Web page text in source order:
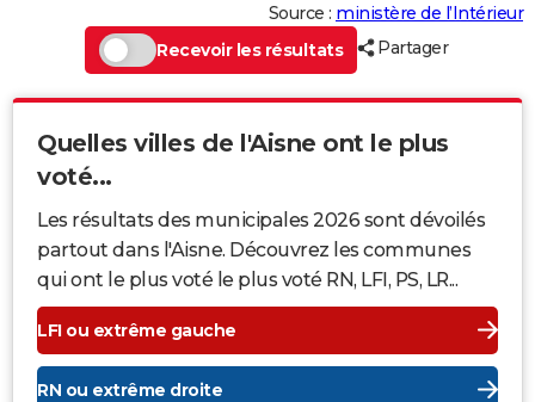
Source : ministère de l’Intérieur
Recevoir les résultats
Partager
Quelles villes de l'Aisne ont le plus
voté...
Les résultats des municipales 2026 sont dévoilés
partout dans l'Aisne. Découvrez les communes
qui ont le plus voté le plus voté RN, LFI, PS, LR...
LFI ou extrême gauche
RN ou extrême droite